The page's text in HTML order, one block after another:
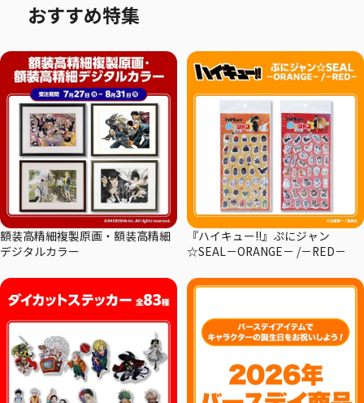
おすすめ特集
額装高精細複製原画・額装高精細
デジタルカラー
『ハイキュー!!』ぷにジャン
☆SEAL－ORANGE－ /－RED－